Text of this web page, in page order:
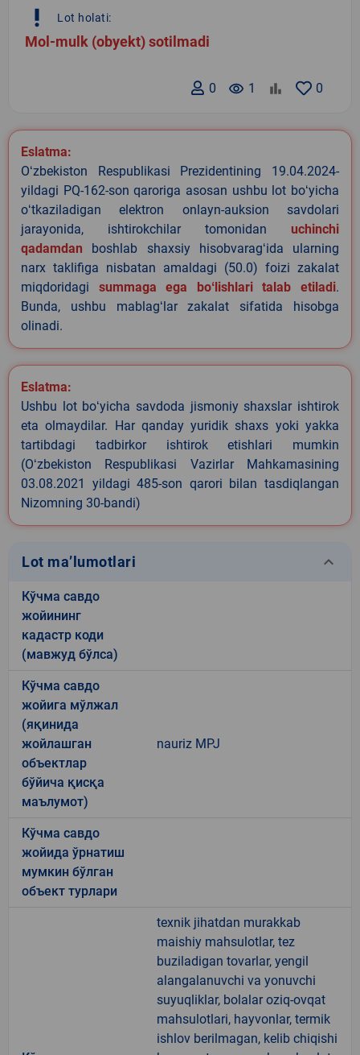
priority_high Lot holati:
Mol-mulk (obyekt) sotilmadi
0
remove_red_eye 1
0
Eslatma:
Oʻzbekiston Respublikasi Prezidentining 19.04.2024-
yildagi PQ-162-son qaroriga asosan ushbu lot boʻyicha
oʻtkaziladigan elektron onlayn-auksion savdolari
jarayonida, ishtirokchilar tomonidan uchinchi
qadamdan boshlab shaxsiy hisobvaragʻida ularning
narx taklifiga nisbatan amaldagi (50.0) foizi zakalat
miqdoridagi summaga ega boʻlishlari talab etiladi.
Bunda, ushbu mablagʻlar zakalat sifatida hisobga
olinadi.
Eslatma:
Ushbu lot boʻyicha savdoda jismoniy shaxslar ishtirok
eta olmaydilar. Har qanday yuridik shaxs yoki yakka
tartibdagi tadbirkor ishtirok etishlari mumkin
(Oʻzbekiston Respublikasi Vazirlar Mahkamasining
03.08.2021 yildagi 485-son qarori bilan tasdiqlangan
Nizomning 30-bandi)
Lot ma’lumotlari keyboard_arrow_down
Кўчма савдо
жойининг
кадастр коди
(мавжуд бўлса)
Кўчма савдо
жойига мўлжал
(яқинида
жойлашган
объектлар
бўйича қисқа
маълумот)
nauriz MPJ
Кўчма савдо
жойида ўрнатиш
мумкин бўлган
объект турлари
texnik jihatdan murakkab
maishiy mahsulotlar, tez
buziladigan tovarlar, yengil
alangalanuvchi va yonuvchi
suyuqliklar, bolalar oziq-ovqat
mahsulotlari, hayvonlar, termik
ishlov berilmagan, kelib chiqishi